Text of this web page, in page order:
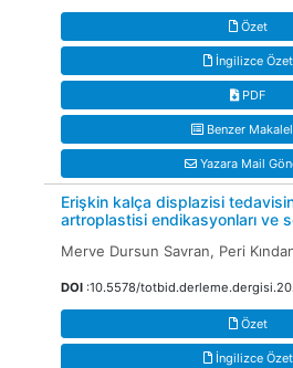
Özet
İngilizce Özet
PDF
Benzer
Yazara Mail
Erişkin kalça displazisi
artroplastisi endikasyonları ve
Merve Dursun Savran, Peri
DOI :10.5578/
Özet
İngilizce Özet